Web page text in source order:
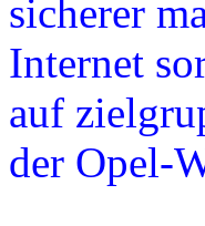
sicherer
Internet
auf
der Opel-